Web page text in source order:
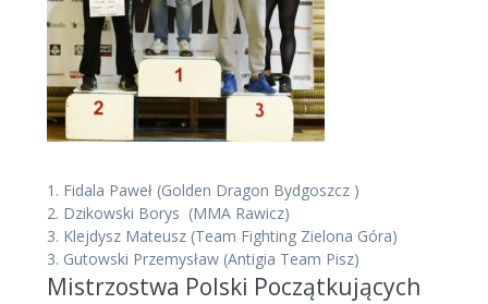
1. Fidala Paweł (Golden Dragon Bydgoszcz )
2. Dzikowski Borys (MMA Rawicz)
3. Klejdysz Mateusz (Team Fighting Zielona Góra)
3. Gutowski Przemysław (Antigia Team Pisz)
Mistrzostwa Polski Początkujących